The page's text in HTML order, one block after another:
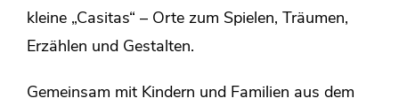
kleine „Casitas“ – Orte zum Spielen, Träumen,
Erzählen und Gestalten.
Gemeinsam mit Kindern und Familien aus dem